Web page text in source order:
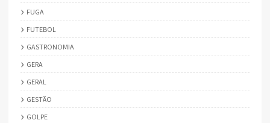
FUGA
FUTEBOL
GASTRONOMIA
GERA
GERAL
GESTÃO
GOLPE